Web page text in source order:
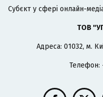
Cубєкт у сфері онлайн-
ТОВ
Адреса: 01032, м.
Телефон: